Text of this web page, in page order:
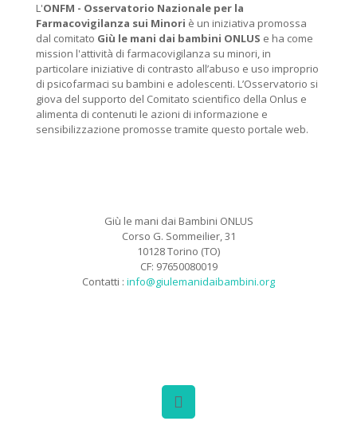
L'ONFM - Osservatorio Nazionale per la
Farmacovigilanza sui Minori è un iniziativa promossa
dal comitato Giù le mani dai bambini ONLUS e ha come
mission l'attività di farmacovigilanza su minori, in
particolare iniziative di contrasto all’abuso e uso improprio
di psicofarmaci su bambini e adolescenti. L’Osservatorio si
giova del supporto del Comitato scientifico della Onlus e
alimenta di contenuti le azioni di informazione e
sensibilizzazione promosse tramite questo portale web.
Giù le mani dai Bambini ONLUS
Corso G. Sommeilier, 31
10128 Torino (TO)
CF: 97650080019
Contatti : info@giulemanidaibambini.org